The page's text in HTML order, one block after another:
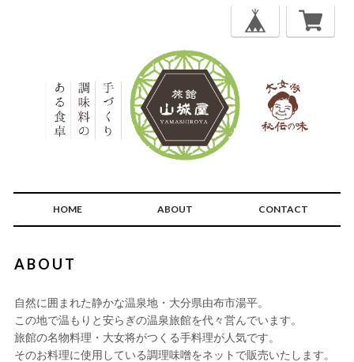
HOME ABOUT CONTACT
ABOUT
自然に囲まれた静かな温泉地・大分県由布市湯平。
この地で温もりと安らぎの温泉旅館を代々営んでいます。
旅館の名物料理・大女将がつくる手料理が人気です。
そのお料理に使用している調理味噌をネットで販売いたします。